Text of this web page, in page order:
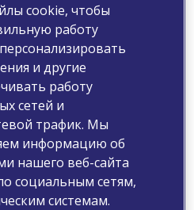
and are fixing the
stage.
cookie, чтобы
работу
и другие
работу
сетей и
трафик. Мы
информацию об
нашего веб-сайта
социальным сетям,
системам.